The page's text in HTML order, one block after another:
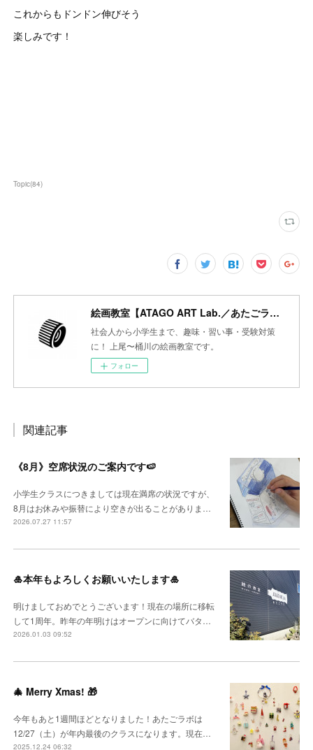
これからもドンドン伸びそう
楽しみです！
Topic(84)
絵画教室【ATAGO ART Lab.／あたごラボ】
社会人から小学生まで、趣味・習い事・受験対策
に！ 上尾〜桶川の絵画教室です。
フォロー
関連記事
《8月》空席状況のご案内です🍉
小学生クラスにつきましては現在満席の状況ですが、
8月はお休みや振替により空きが出ることがありま…
2026.07.27 11:57
🎍本年もよろしくお願いいたします🎍
明けましておめでとうございます！現在の場所に移転
して1周年。昨年の年明けはオープンに向けてバタ…
2026.01.03 09:52
🎄 Merry Xmas! 🎁
今年もあと1週間ほどとなりました！あたごラボは
12/27（土）が年内最後のクラスになります。現在…
2025.12.24 06:32